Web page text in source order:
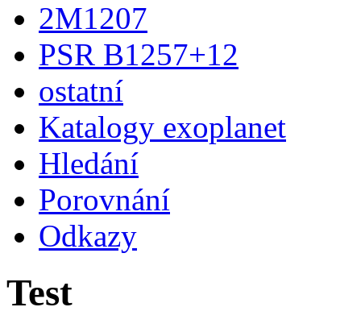
2M1207
PSR B1257+12
ostatní
Katalogy exoplanet
Hledání
Porovnání
Odkazy
Test